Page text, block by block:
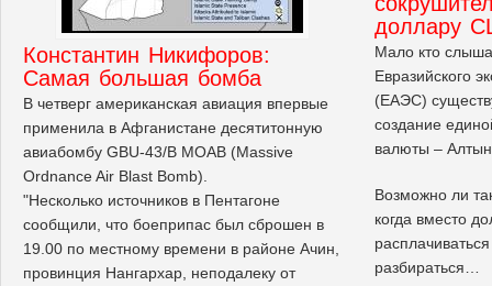
Константин Никифоров:
Самая большая бомба
В четверг американская авиация впервые
применила в Афганистане десятитонную
авиабомбу GBU-43/B MOAB (Massive
Ordnance Air Blast Bomb).
"Несколько источников в Пентагоне
сообщили, что боеприпас был сброшен в
19.00 по местному времени в районе Ачин,
провинция Нангархар, неподалеку от
доллару
Мало кто
Евразийского
(ЕАЭС)
создание
валюты –
Возможно ли
когда вместо
разбираться…